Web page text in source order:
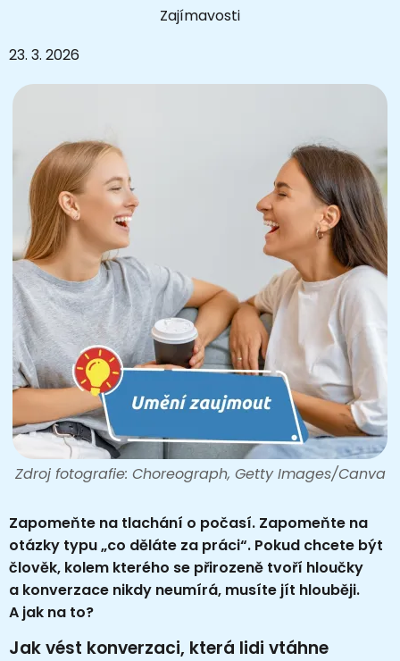
Zajímavosti
23. 3. 2026
Zdroj fotografie: Choreograph, Getty Images/Canva
Zapomeňte na tlachání o počasí. Zapomeňte na
otázky typu „co děláte za práci“. Pokud chcete být
člověk, kolem kterého se přirozeně tvoří hloučky
a konverzace nikdy neumírá, musíte jít hlouběji.
A jak na to?
Jak vést konverzaci, která lidi vtáhne